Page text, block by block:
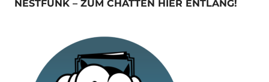
NESTFUNK – ZUM CHATTEN HIER ENTLANG!